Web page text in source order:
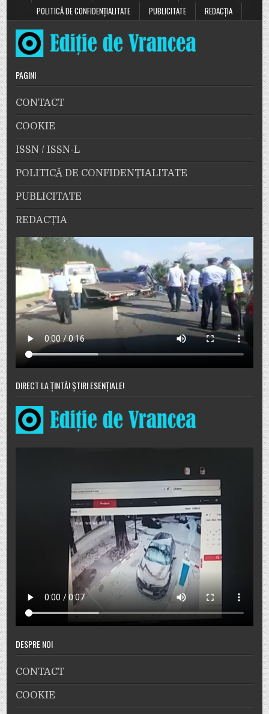
POLITICĂ DE CONFIDENȚIALITATE
PUBLICITATE REDACȚIA
PAGINI
CONTACT
COOKIE
ISSN / ISSN-L
POLITICĂ DE CONFIDENȚIALITATE
PUBLICITATE
REDACȚIA
DIRECT LA ȚINTĂ! ȘTIRI ESENȚIALE!
DESPRE NOI
CONTACT
COOKIE